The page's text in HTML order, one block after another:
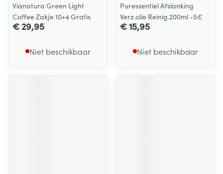
Vianatura Green Light
Coffee Zakje 10+4 Gratis
€ 29,95
Niet beschikbaar
Puressentiel Afslanking
Verz.olie Reinig.200ml -5€
€ 15,95
Niet beschikbaar